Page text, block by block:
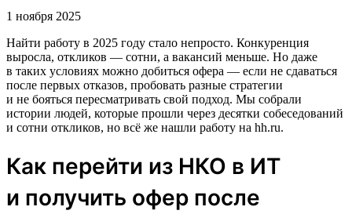
1 ноября 2025
Найти работу в 2025 году стало непросто. Конкуренция
выросла, откликов — сотни, а вакансий меньше. Но даже
в таких условиях можно добиться офера — если не сдаваться
после первых отказов, пробовать разные стратегии
и не бояться пересматривать свой подход. Мы собрали
истории людей, которые прошли через десятки собеседований
и сотни откликов, но всё же нашли работу на hh.ru.
Как перейти из НКО в ИТ
и получить офер после